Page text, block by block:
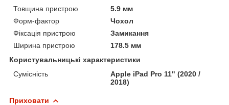
Товщина пристрою
5.9 мм
Форм-фактор
Чохол
Фіксація пристрою
Замикання
Ширина пристрою
178.5 мм
Користувальницькі характеристики
Сумісність
Apple iPad Pro 11" (2020 /
2018)
Приховати